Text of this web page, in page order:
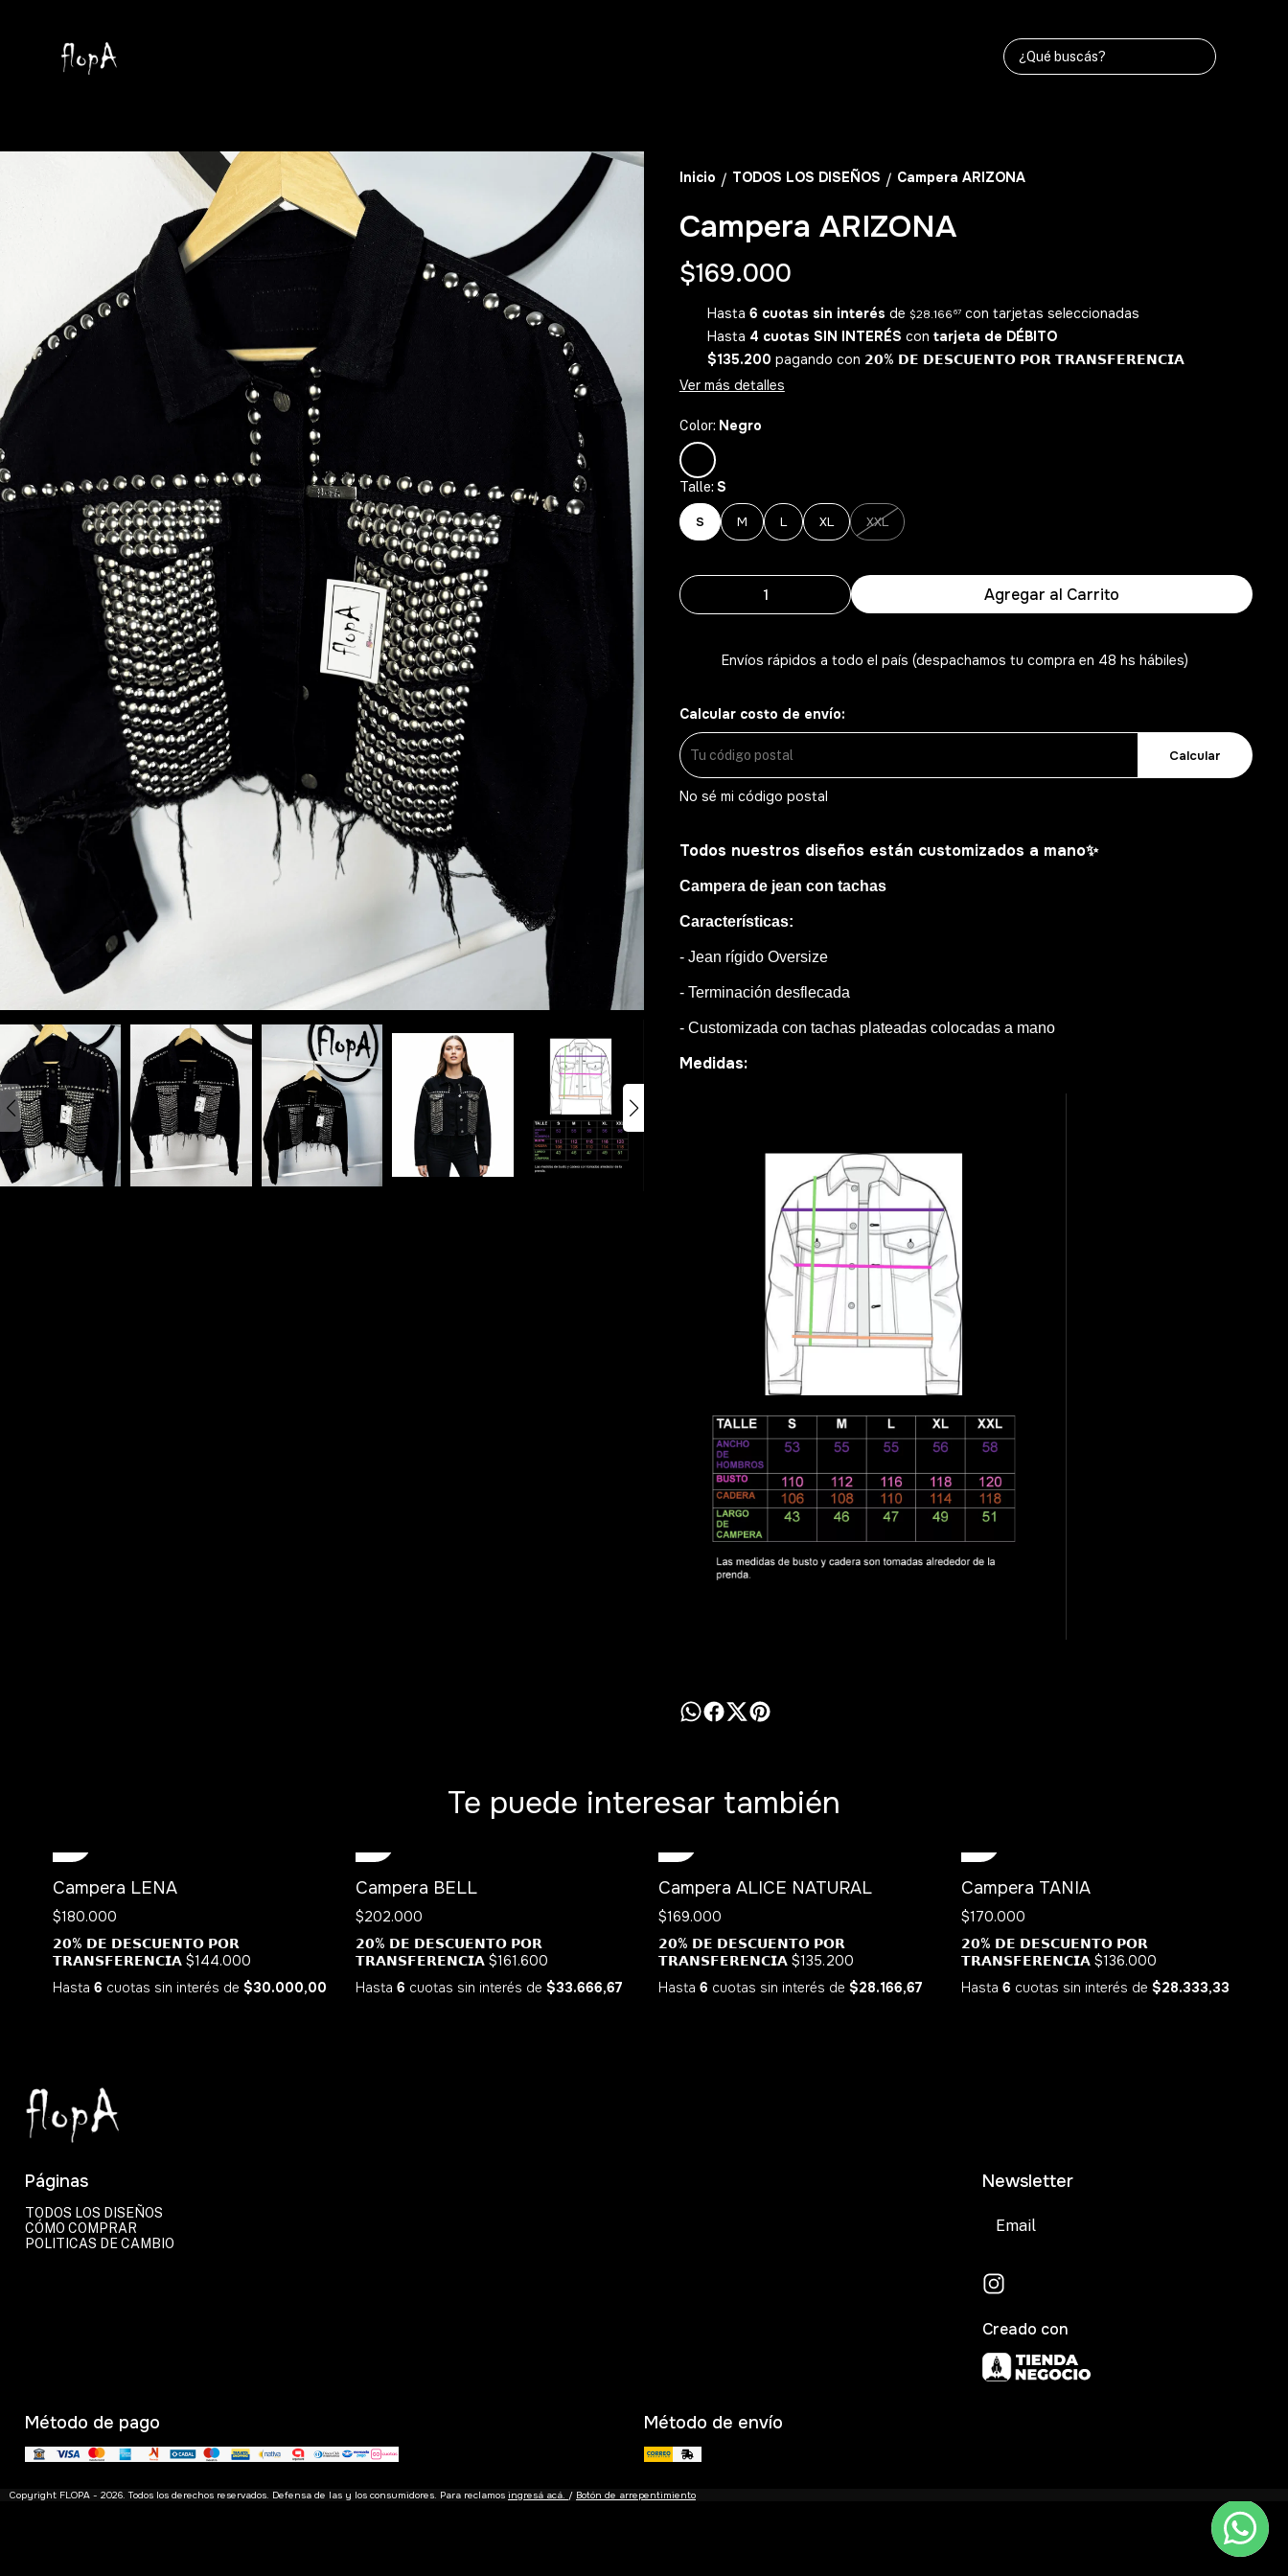
Inicio / TODOS LOS DISEÑOS / Campera ARIZONA
Campera ARIZONA
$169.000
Hasta 6 cuotas sin interés de $28.166 67con tarjetas seleccionadas
Hasta 4 cuotas SIN INTERÉS con tarjeta de DÉBITO
$135.200 pagando con 𝟮𝟬% 𝗗𝗘 𝗗𝗘𝗦𝗖𝗨𝗘𝗡𝗧𝗢 𝗣𝗢𝗥 𝗧𝗥𝗔𝗡𝗦𝗙𝗘𝗥𝗘𝗡𝗖𝗜𝗔
Ver más detalles
Color: Negro
Talle: S
S M L XL XXL
Agregar al Carrito
Envíos rápidos a todo el país (despachamos tu compra en 48 hs hábiles)
Calcular costo de envío:
Calcular
No sé mi código postal
Todos nuestros diseños están customizados a mano✨
Campera de jean con tachas
Características:
- Jean rígido Oversize
- Terminación desflecada
- Customizada con tachas plateadas colocadas a mano
Medidas:
Te puede interesar también
Campera LENA
$180.000
𝟮𝟬% 𝗗𝗘 𝗗𝗘𝗦𝗖𝗨𝗘𝗡𝗧𝗢 𝗣𝗢𝗥
𝗧𝗥𝗔𝗡𝗦𝗙𝗘𝗥𝗘𝗡𝗖𝗜𝗔 $144.000
Hasta 6 cuotas sin interés de $30.000,00
Campera BELL
$202.000
𝟮𝟬% 𝗗𝗘 𝗗𝗘𝗦𝗖𝗨𝗘𝗡𝗧𝗢 𝗣𝗢𝗥
𝗧𝗥𝗔𝗡𝗦𝗙𝗘𝗥𝗘𝗡𝗖𝗜𝗔 $161.600
Hasta 6 cuotas sin interés de $33.666,67
Campera ALICE NATURAL
$169.000
𝟮𝟬% 𝗗𝗘 𝗗𝗘𝗦𝗖𝗨𝗘𝗡𝗧𝗢 𝗣𝗢𝗥
𝗧𝗥𝗔𝗡𝗦𝗙𝗘𝗥𝗘𝗡𝗖𝗜𝗔 $135.200
Hasta 6 cuotas sin interés de $28.166,67
Campera TANIA
$170.000
𝟮𝟬% 𝗗𝗘 𝗗𝗘𝗦𝗖𝗨𝗘𝗡𝗧𝗢 𝗣𝗢𝗥
𝗧𝗥𝗔𝗡𝗦𝗙𝗘𝗥𝗘𝗡𝗖𝗜𝗔 $136.000
Hasta 6 cuotas sin interés de $28.333,33
Páginas
TODOS LOS DISEÑOS
CÓMO COMPRAR
POLITICAS DE CAMBIO
Newsletter
Creado con
Método de pago Método de envío
Copyright FLOPA - 2026. Todos los derechos reservados. Defensa de las y los consumidores. Para reclamos ingresá acá. / Botón de arrepentimiento